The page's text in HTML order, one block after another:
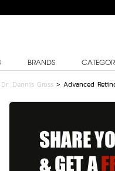
BRANDS
Dr. Dennis Gross > Advanced